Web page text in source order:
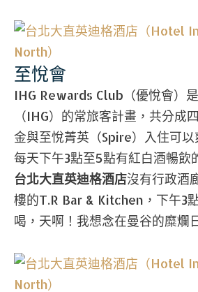
至悅會
IHG Rewards Club（優悅會）
（IHG）的常旅客計畫，共分成
金與至悅菁英（Spire）入住可以
每天下午3點至5點有紅白酒暢飲
台北大直英迪格酒店沒有行政酒
樓的T.R Bar & Kitchen，下午3
喝，天啊！我想念在曼谷的糜爛